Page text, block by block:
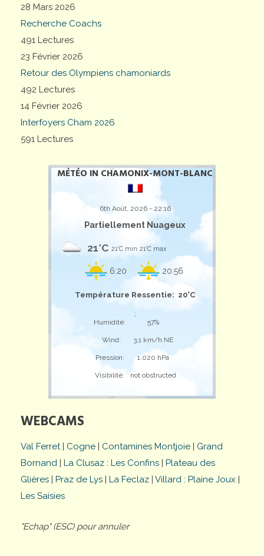
28 Mars 2026
Recherche Coachs
491 Lectures
23 Février 2026
Retour des Olympiens chamoniards
492 Lectures
14 Février 2026
Interfoyers Cham 2026
591 Lectures
MÉTÉO IN CHAMONIX-MONT-BLANC
6th Août, 2026 - 22:16
Partiellement Nuageux
21°C 21°C min 21°C max
6:20 20:56
Température Ressentie: 20°C
;
Humidité:
57%
Wind: 3,1 km/h NE
Pression: 1.020 hPa
Visibilité: not obstructed
WEBCAMS
Val Ferret| Cogne | Contamines Montjoie | Grand
Bornand | La Clusaz : Les Confins | Plateau des
Glières | Praz de Lys | La Feclaz | Villard : Plaine Joux |
Les Saisies
"Echap" (ESC) pour annuler